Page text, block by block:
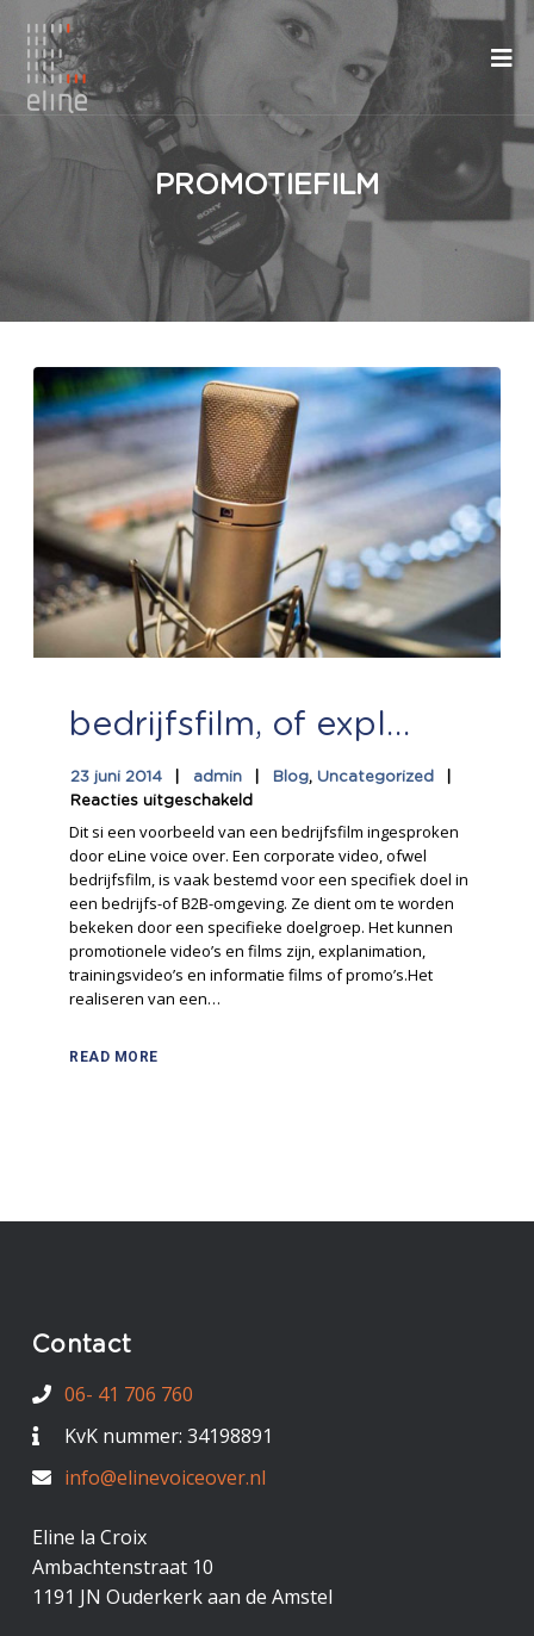
PROMOTIEFILM
bedrijfsfilm, of explanimation inspreken
23 juni 2014 admin Blog, Uncategorized
Reacties uitgeschakeld
Dit si een voorbeeld van een bedrijfsfilm ingesproken
door eLine voice over. Een corporate video, ofwel
bedrijfsfilm, is vaak bestemd voor een specifiek doel in
een bedrijfs-of B2B-omgeving. Ze dient om te worden
bekeken door een specifieke doelgroep. Het kunnen
promotionele video’s en films zijn, explanimation,
trainingsvideo’s en informatie films of promo’s.Het
realiseren van een…
READ MORE
Contact
06- 41 706 760
KvK nummer: 34198891
info@elinevoiceover.nl
Eline la Croix
Ambachtenstraat 10
1191 JN Ouderkerk aan de Amstel